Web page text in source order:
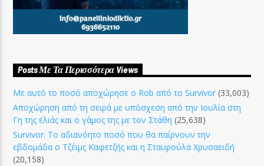
Posts Με Τα Περισσότερα Views
Με αυτό το ποσό αποχώρησε ο Rob από το Survivor (33,003)
Αποχώρηση από τη σειρά με υπόσχεση από την Ιουλία στη
Γη της ελιάς και ο γάμος της με τον Στάθη (25,638)
Survivor: Το αδιανόητο ποσό που θα παίρνουν την
εβδομάδα ο Τζέιμς Καφετζής και η Σταυρούλα Χρυσαειδή
(20,158)